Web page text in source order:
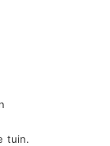
tuin.